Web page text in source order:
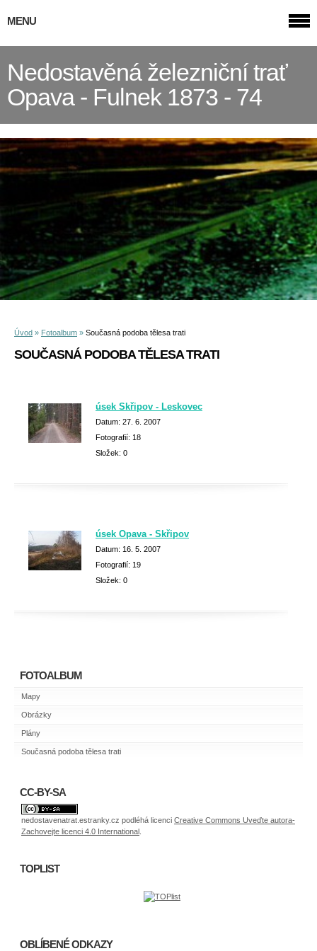
Nedostavěná železniční trať
Opava - Fulnek 1873 - 74
Úvod » Fotoalbum » Současná podoba tělesa trati
SOUČASNÁ PODOBA TĚLESA TRATI
úsek Skřipov - Leskovec
Datum: 27. 6. 2007
Fotografií: 18
Složek: 0
úsek Opava - Skřipov
Datum: 16. 5. 2007
Fotografií: 19
Složek: 0
MENU
FOTOALBUM
Mapy
Obrázky
Plány
Současná podoba tělesa trati
CC-BY-SA
nedostavenatrat.estranky.cz podléhá licenci Creative Commons Uveďte autora-
Zachovejte licenci 4.0 International
TOPLIST
OBLÍBENÉ ODKAZY